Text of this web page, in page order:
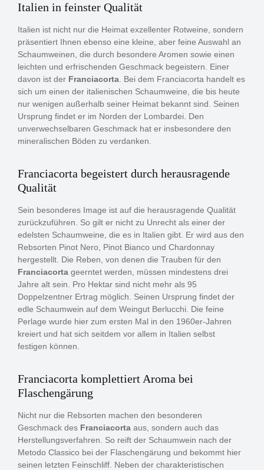
Italien in feinster Qualität
Italien ist nicht nur die Heimat exzellenter Rotweine, sondern
präsentiert Ihnen ebenso eine kleine, aber feine Auswahl an
Schaumweinen, die durch besondere Aromen sowie einen
leichten und erfrischenden Geschmack begeistern. Einer
davon ist der Franciacorta . Bei dem Franciacorta handelt es
sich um einen der italienischen Schaumweine, die bis heute
nur wenigen außerhalb seiner Heimat bekannt sind. Seinen
Ursprung findet er im Norden der Lombardei. Den
unverwechselbaren Geschmack hat er insbesondere den
mineralischen Böden zu verdanken.
Franciacorta begeistert durch herausragende
Qualität
Sein besonderes Image ist auf die herausragende Qualität
zurückzuführen. So gilt er nicht zu Unrecht als einer der
edelsten Schaumweine, die es in Italien gibt. Er wird aus den
Rebsorten Pinot Nero, Pinot Bianco und Chardonnay
hergestellt. Die Reben, von denen die Trauben für den
Franciacorta geerntet werden, müssen mindestens drei
Jahre alt sein. Pro Hektar sind nicht mehr als 95
Doppelzentner Ertrag möglich. Seinen Ursprung findet der
edle Schaumwein auf dem Weingut Berlucchi. Die feine
Perlage wurde hier zum ersten Mal in den 1960er-Jahren
kreiert und hat sich seitdem vor allem in Italien selbst
festigen können.
Franciacorta komplettiert Aroma bei
Flaschengärung
Nicht nur die Rebsorten machen den besonderen
Geschmack des Franciacorta aus, sondern auch das
Herstellungsverfahren. So reift der Schaumwein nach der
Metodo Classico bei der Flaschengärung und bekommt hier
seinen letzten Feinschliff. Neben der charakteristischen